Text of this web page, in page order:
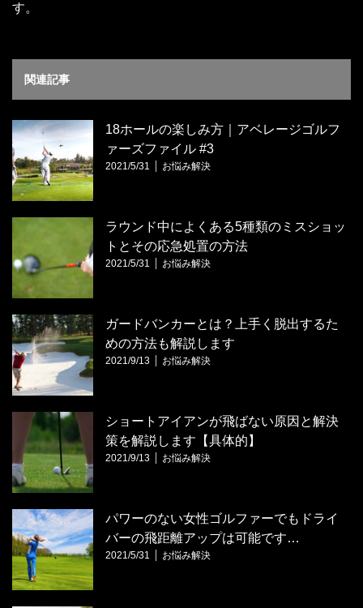
す。
関連記事
18ホールの楽しみ方｜アベレージゴルフ
ァーズファイル #3
2021/5/31 お悩み解決
ラウンド中によくある5種類のミスショッ
トとその応急処置の方法
2021/5/31 お悩み解決
ガードバンカーとは？上手く脱出するた
めの方法も解説します
2021/9/13 お悩み解決
ショートアイアンが飛ばない原因と解決
策を解説します【具体的】
2021/9/13 お悩み解決
パワーのない女性ゴルファーでもドライ
バーの飛距離アップは可能です…
2021/5/31 お悩み解決